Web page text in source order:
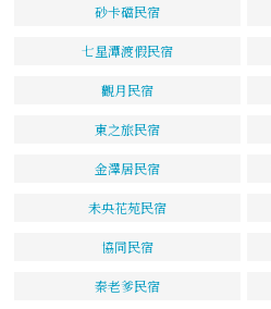
砂卡礑民宿
七星潭渡假民宿
觀月民宿
東之旅民宿
金澤居民宿
未央花苑民宿
協同民宿
秦老爹民宿